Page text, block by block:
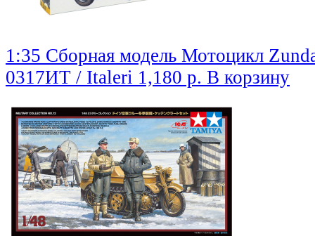
1:35 Сборная модель Мотоцикл
0317ИТ / Italeri 1,180 р. В корзину